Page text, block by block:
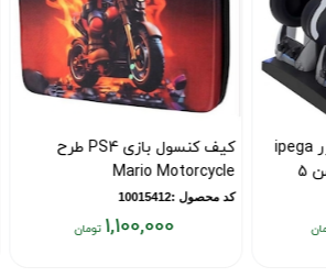
پایه خنک کننده و شارژر ipega
چند منظوره پلی استیشن 5
کیف کنسول بازی PS4 طرح
Mario Motorcycle
کد محصول :10015412
1,100,000